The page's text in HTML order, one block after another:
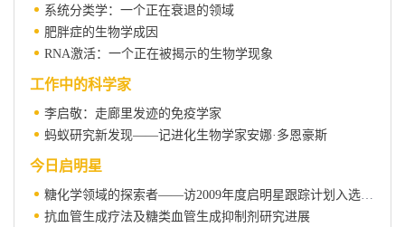
系统分类学：一个正在衰退的领域
肥胖症的生物学成因
RNA激活：一个正在被揭示的生物学现象
工作中的科学家
李启敬：走廊里发迹的免疫学家
蚂蚁研究新发现——记进化生物学家安娜·多恩豪斯
今日启明星
糖化学领域的探索者——访2009年度启明星跟踪计划入选者王顺春
抗血管生成疗法及糖类血管生成抑制剂研究进展